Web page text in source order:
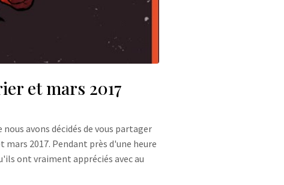
et mars 2017
avons décidés de vous partager
mars 2017. Pendant près d'une heure
ont vraiment appréciés avec au